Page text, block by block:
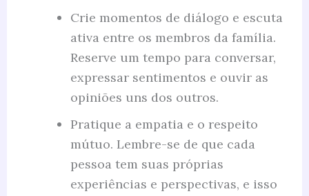
Crie momentos de diálogo e escuta
ativa entre os membros da família.
Reserve um tempo para conversar,
expressar sentimentos e ouvir as
opiniões uns dos outros.
Pratique a empatia e o respeito
mútuo. Lembre-se de que cada
pessoa tem suas próprias
experiências e perspectivas, e isso